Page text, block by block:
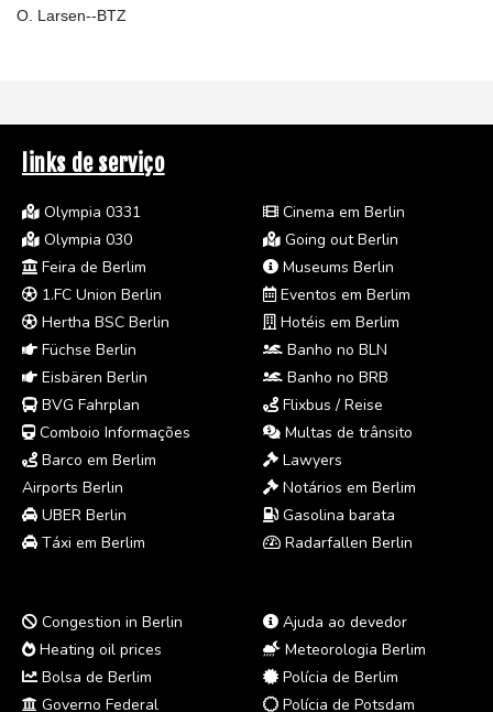
O. Larsen--BTZ
links de serviço
Olympia 0331
Olympia 030
Feira de Berlim
1.FC Union Berlin
Hertha BSC Berlin
Füchse Berlin
Eisbären Berlin
BVG Fahrplan
Comboio Informações
Barco em Berlim
Airports Berlin
UBER Berlin
Táxi em Berlim
Cinema em Berlin
Going out Berlin
Museums Berlin
Eventos em Berlim
Hotéis em Berlim
Banho no BLN
Banho no BRB
Flixbus / Reise
Multas de trânsito
Lawyers
Notários em Berlim
Gasolina barata
Radarfallen Berlin
Congestion in Berlin
Heating oil prices
Bolsa de Berlim
Governo Federal
Ajuda ao devedor
Meteorologia Berlim
Polícia de Berlim
Polícia de Potsdam